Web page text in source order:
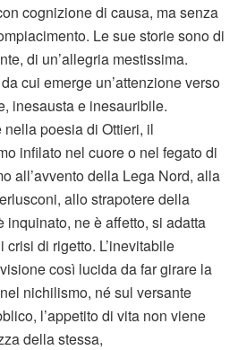
cognizione di causa, ma senza
Le sue storie sono di
di un’allegria mestissima.
cui emerge un’attenzione verso
inesausta e inesauribile.
poesia di Ottieri, il
infilato nel cuore o nel fegato di
all’avvento della Lega Nord, alla
allo strapotere della
inquinato, ne è affetto, si adatta
di rigetto. L’inevitabile
così lucida da far girare la
nichilismo, né sul versante
l’appetito di vita non viene
della stessa,